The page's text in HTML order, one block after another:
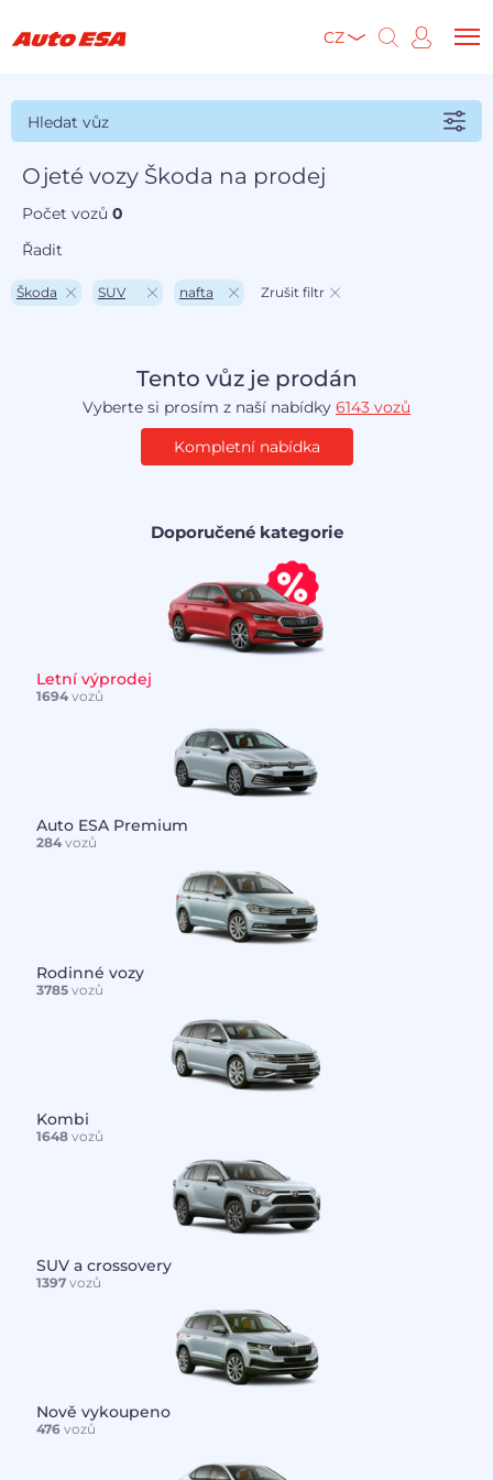
CZ
Hledat vůz
Ojeté vozy Škoda na prodej
Počet vozů0
Řadit
Škoda SUV nafta Zrušit filtr
Tento vůz je prodán
Vyberte si prosím z naší nabídky 6143 vozů
Kompletní nabídka
Doporučené kategorie
Letní výprodej
1694vozů
Auto ESA Premium
284vozů
Rodinné vozy
3785vozů
Kombi
1648vozů
SUV a crossovery
1397vozů
Nově vykoupeno
476vozů